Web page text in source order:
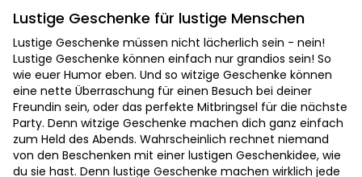
Lustige Geschenke für lustige Menschen
Lustige Geschenke müssen nicht lächerlich sein - nein!
Lustige Geschenke können einfach nur grandios sein! So
wie euer Humor eben. Und so witzige Geschenke können
eine nette Überraschung für einen Besuch bei deiner
Freundin sein, oder das perfekte Mitbringsel für die nächste
Party. Denn witzige Geschenke machen dich ganz einfach
zum Held des Abends. Wahrscheinlich rechnet niemand
von den Beschenken mit einer lustigen Geschenkidee, wie
du sie hast. Denn lustige Geschenke machen wirklich jede